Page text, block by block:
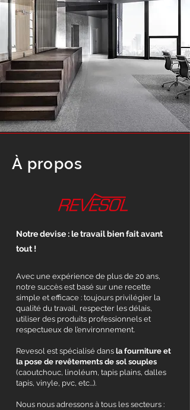
À propos
Notre devise : le travail bien fait avant
tout !
Avec une expérience de plus de 20 ans,
notre succès est basé sur une recette
simple et efficace : toujours privilégier la
qualité du travail, respecter les délais,
utiliser des produits professionnels et
respectueux de l’environnement.
Revesol est spécialisé dans la fourniture et
la pose de revêtements de sol souples
(caoutchouc, linoléum, tapis plains, dalles
tapis, vinyle, pvc, etc...).
Nous nous adressons à tous les secteurs :